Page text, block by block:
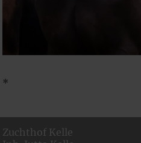
*
Zuchthof Kelle